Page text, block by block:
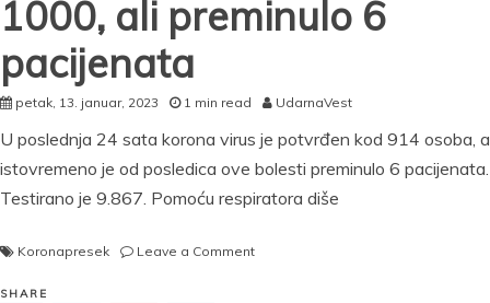
1000, ali preminulo 6
pacijenata
petak, 13. januar, 2023 1 min read UdarnaVest
U poslednja 24 sata korona virus je potvrđen kod 914 osoba, a
istovremeno je od posledica ove bolesti preminulo 6 pacijenata.
Testirano je 9.867. Pomoću respiratora diše
Koronapresek Leave a Commenton
SHARE